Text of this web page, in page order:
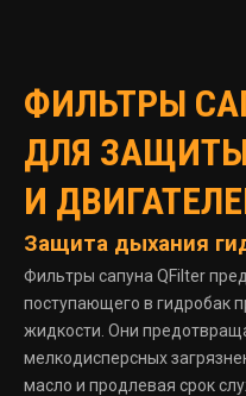
ФИЛЬТРЫ
ДЛЯ
И
Защита дыхания
Фильтры сапуна QFilter
поступающего в гидробак
жидкости. Они
мелкодисперсных
масло и продлевая срок